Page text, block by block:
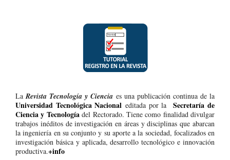
LaRevista Tecnología y Ciencia es una publicación continua de la
Universidad Tecnológica Nacional editada por laSecretaría de
Ciencia y Tecnologíadel Rectorado. Tiene como finalidad divulgar
trabajos inéditos de investigación en áreas y disciplinas que abarcan
la ingeniería en su conjunto y su aporte a la sociedad, focalizados en
investigación básica y aplicada, desarrollo tecnológico e innovación
productiva.+info